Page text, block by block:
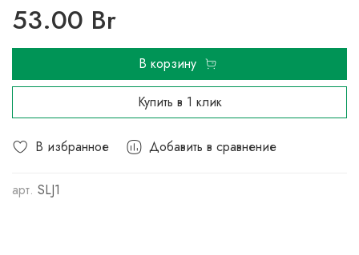
В избранное Добавить в сравнение
арт. SLJ1
53.00 Br
В корзину
Купить в 1 клик